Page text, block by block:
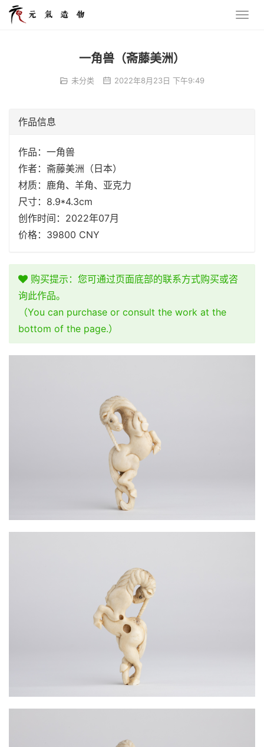
一角兽（斋藤美洲）
未分类 2022年8月23日 下午9:49
作品信息
作品：一角兽
作者：斋藤美洲（日本）
材质：鹿角、羊角、亚克力
尺寸：8.9*4.3cm
创作时间：2022年07月
价格：39800 CNY
购买提示：您可通过页面底部的联系方式购买或咨
询此作品。
（You can purchase or consult the work at the
bottom of the page.）